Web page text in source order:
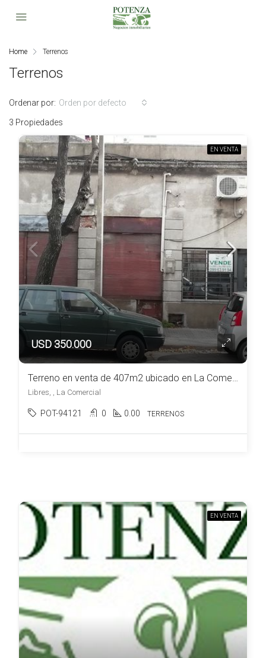
Home Terrenos
Terrenos
3 Propiedades
Ordenar por: Orden por defecto
EN VENTA
USD 350.000
Terreno en venta de 407m2 ubicado en La Comercial
Libres, , La Comercial
POT-94121 0 0.00 TERRENOS
EN VENTA